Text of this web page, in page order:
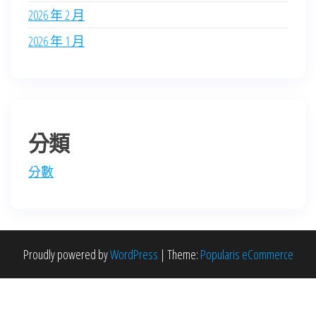
2026 年 2 月
2026 年 1 月
分類
分數
Proudly powered byWordPress | Theme: Popularis eCommerce